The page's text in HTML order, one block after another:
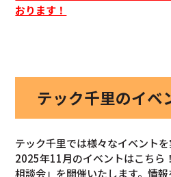
おります！
テック千里のイベ
テック千里では様々なイベントを
2025年11月のイベントはこちら
相談会」を開催いたします。情